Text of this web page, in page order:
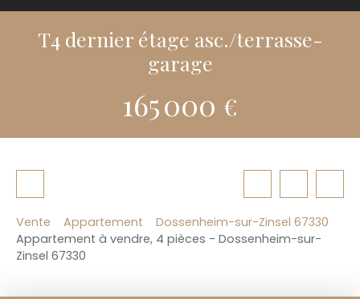
T4 dernier étage asc./terrasse-
garage
165 000 €
Vente Appartement
Dossenheim-sur-Zinsel 67330
Appartement à vendre, 4 pièces - Dossenheim-sur-
Zinsel 67330